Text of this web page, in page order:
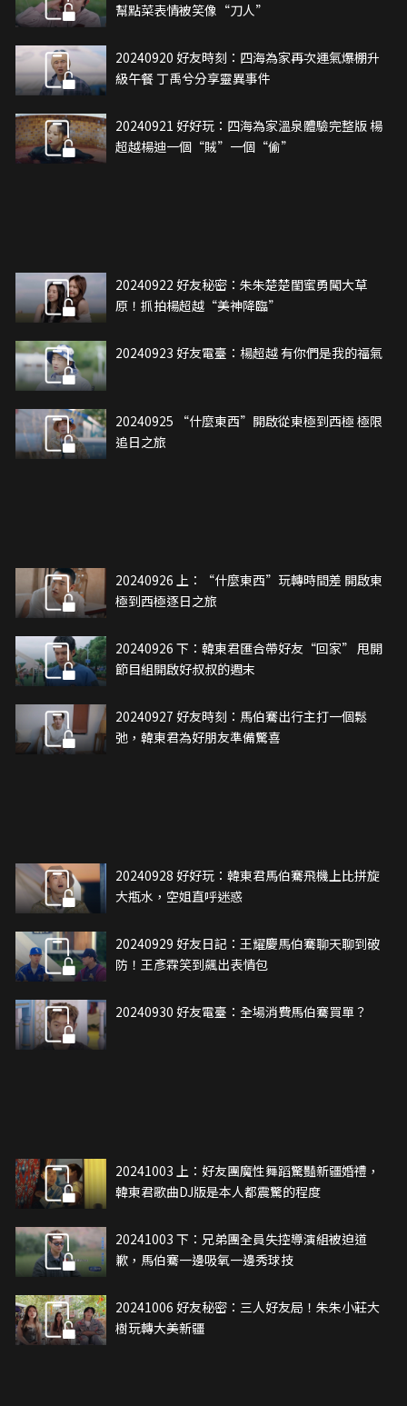
幫點菜表情被笑像“刀人”
20240920 好友時刻：四海為家再次運氣爆棚升
級午餐 丁禹兮分享靈異事件
20240921 好好玩：四海為家溫泉體驗完整版 楊
超越楊迪一個“賊”一個“偷”
20240922 好友秘密：朱朱楚楚閨蜜勇闖大草
原！抓拍楊超越“美神降臨”
20240923 好友電臺：楊超越 有你們是我的福氣
20240925 “什麼東西”開啟從東極到西極 極限
追日之旅
20240926 上：“什麼東西”玩轉時間差 開啟東
極到西極逐日之旅
20240926 下：韓東君匯合帶好友“回家” 甩開
節目組開啟好叔叔的週末
20240927 好友時刻：馬伯騫出行主打一個鬆
弛，韓東君為好朋友準備驚喜
20240928 好好玩：韓東君馬伯騫飛機上比拼旋
大瓶水，空姐直呼迷惑
20240929 好友日記：王耀慶馬伯騫聊天聊到破
防！王彥霖笑到飆出表情包
20240930 好友電臺：全場消費馬伯騫買單？
20241003 上：好友團魔性舞蹈驚豔新疆婚禮，
韓東君歌曲DJ版是本人都震驚的程度
20241003 下：兄弟團全員失控導演組被迫道
歉，馬伯騫一邊吸氧一邊秀球技
20241006 好友秘密：三人好友局！朱朱小莊大
樹玩轉大美新疆